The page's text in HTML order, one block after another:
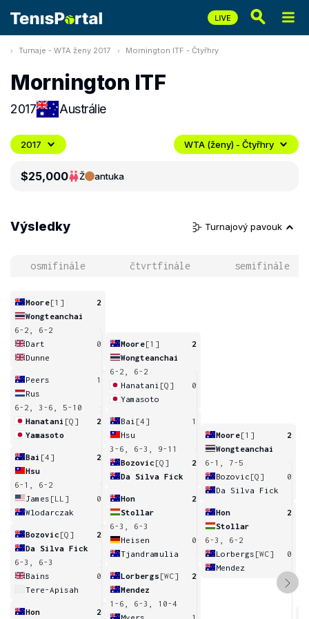
Turnaje - WTA ženy 2017 Mornington ITF - Čtyřhry
Mornington ITF
2017 Austrálie
2017 WTA (ženy) - Čtyřhry
$25,000 Ž antuka
Výsledky Turnajový pavouk
osmifinále čtvrtfinále semifinále
Moore[1]
2
Wongteanchai
6-2, 6-2
Dart
0
Dunne
Peers
1
Rus
6-2, 3-6, 5-10
Hanatani [Q]
2
Yamasoto
Bai [4]
2
Hsu
6-1, 6-2
James [LL]
0
Wlodarczak
Bozovic [Q]
2
Da Silva Fick
6-3, 6-3
Bains
0
Tere-Apisah
Hon
2
Moore[1]
2
Wongteanchai
6-2, 6-2
Hanatani [Q]
0
Yamasoto
Bai [4]
1
Hsu
3-6, 6-3, 9-11
Bozovic [Q]
2
Da Silva Fick
Hon
2
Stollar
6-3, 6-3
Heisen
0
Tjandramulia
Lorbergs [WC]
2
Mendez
1-6, 6-3, 10-4
Myers
1
Moore[1]
2
Wongteanchai
6-1, 7-5
Bozovic [Q]
0
Da Silva Fick
Hon
2
Stollar
6-3, 6-2
Lorbergs [WC]
0
Mendez